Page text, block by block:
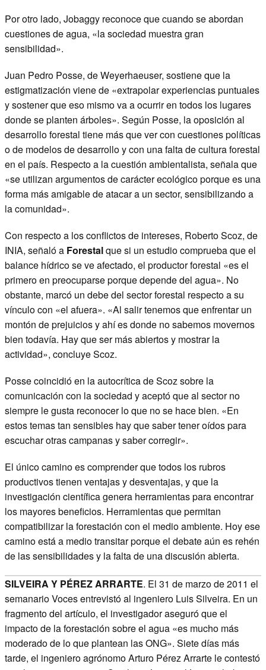
Por otro lado, Jobaggy reconoce que cuando se abordan
cuestiones de agua, «la sociedad muestra gran
sensibilidad».
Juan Pedro Posse, de Weyerhaeuser, sostiene que la
estigmatización viene de «extrapolar experiencias puntuales
y sostener que eso mismo va a ocurrir en todos los lugares
donde se planten árboles». Según Posse, la oposición al
desarrollo forestal tiene más que ver con cuestiones políticas
o de modelos de desarrollo y con una falta de cultura forestal
en el país. Respecto a la cuestión ambientalista, señala que
«se utilizan argumentos de carácter ecológico porque es una
forma más amigable de atacar a un sector, sensibilizando a
la comunidad».
Con respecto a los conflictos de intereses, Roberto Scoz, de
INIA, señaló a Forestalque si un estudio comprueba que el
balance hídrico se ve afectado, el productor forestal «es el
primero en preocuparse porque depende del agua». No
obstante, marcó un debe del sector forestal respecto a su
vínculo con «el afuera». «Al salir tenemos que enfrentar un
montón de prejuicios y ahí es donde no sabemos movernos
bien todavía. Hay que ser más abiertos y mostrar la
actividad», concluye Scoz.
Posse coincidió en la autocrítica de Scoz sobre la
comunicación con la sociedad y aceptó que al sector no
siempre le gusta reconocer lo que no se hace bien. «En
estos temas tan sensibles hay que saber tener oídos para
escuchar otras campanas y saber corregir».
El único camino es comprender que todos los rubros
productivos tienen ventajas y desventajas, y que la
investigación científica genera herramientas para encontrar
los mayores beneficios. Herramientas que permitan
compatibilizar la forestación con el medio ambiente. Hoy ese
camino está a medio transitar porque el debate aún es rehén
de las sensibilidades y la falta de una discusión abierta.
SILVEIRA Y PÉREZ ARRARTE. El 31 de marzo de 2011 el
semanario Voces entrevistó al ingeniero Luis Silveira. En un
fragmento del artículo, el investigador aseguró que el
impacto de la forestación sobre el agua «es mucho más
moderado de lo que plantean las ONG». Siete días más
tarde, el ingeniero agrónomo Arturo Pérez Arrarte le contestó